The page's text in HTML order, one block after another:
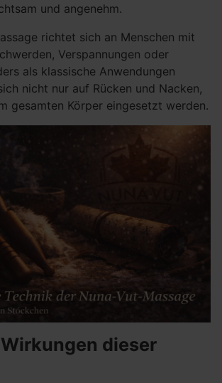
und angenehm.
richtet sich an Menschen mit
Verspannungen oder
als klassische Anwendungen
nicht nur auf Rücken und Nacken,
gesamten Körper eingesetzt werden.
dieser